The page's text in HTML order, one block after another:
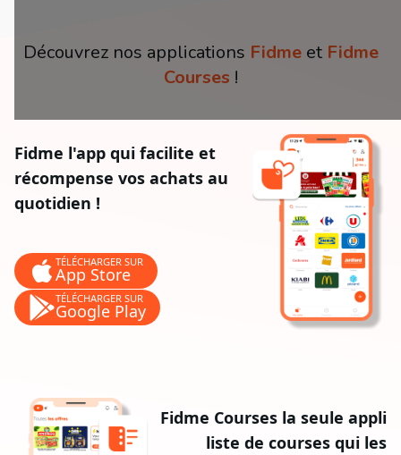
Découvrez nos applications Fidme et Fidme
Courses !
Fidme l'app qui facilite et
récompense vos achats au
quotidien !
TÉLÉCHARGER SUR
App Store
TÉLÉCHARGER SUR
Google Play
Fidme Courses la seule appli
liste de courses qui les